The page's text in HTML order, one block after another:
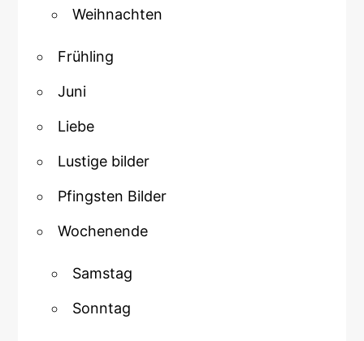
Weihnachten
Frühling
Juni
Liebe
Lustige bilder
Pfingsten Bilder
Wochenende
Samstag
Sonntag